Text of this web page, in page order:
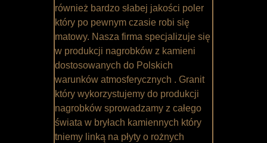
również bardzo słabej jakości poler
który po pewnym czasie robi się
matowy. Nasza firma specjalizuje się
w produkcji nagrobków z kamieni
dostosowanych do Polskich
warunków atmosferycznych . Granit
który wykorzystujemy do produkcji
nagrobków sprowadzamy z całego
świata w bryłach kamiennych który
tniemy linką na płyty o rożnych